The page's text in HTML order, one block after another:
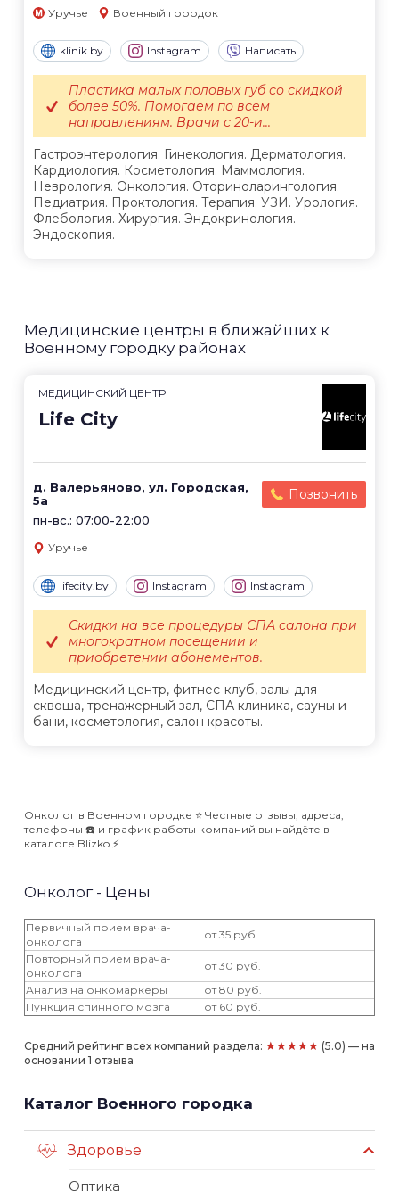
Уручье Военный городок
klinik.by Instagram Написать
Гастроэнтерология. Гинекология. Дерматология.
Кардиология. Косметология. Маммология.
Неврология. Онкология. Оториноларингология.
Педиатрия. Проктология. Терапия. УЗИ. Урология.
Флебология. Хирургия. Эндокринология.
Эндоскопия.
Пластика малых половых губ со скидкой
более 50%. Помогаем по всем
направлениям. Врачи с 20-и...
Медицинские центры в ближайших к
Военному городку районах
МЕДИЦИНСКИЙ ЦЕНТР
Life City
д. Валерьяново, ул. Городская,
5а
пн-вс.: 07:00-22:00
Позвонить
Уручье
lifecity.by Instagram Instagram
Медицинский центр, фитнес-клуб, залы для
сквоша, тренажерный зал, СПА клиника, сауны и
бани, косметология, салон красоты.
Скидки на все процедуры СПА салона при
многократном посещении и
приобретении абонементов.
Онколог в Военном городке ⭐️ Честные отзывы, адреса,
телефоны ☎️ и график работы компаний вы найдёте в
каталоге Blizko ⚡️
Онколог - Цены
Первичный прием врача-
онколога
от 35 руб.
Повторный прием врача-
онколога
от 30 руб.
Анализ на онкомаркеры
от 80 руб.
Пункция спинного мозга
от 60 руб.
Средний рейтинг всех компаний раздела: ★★★★★ (5.0) — на
основании 1 отзыва
Каталог Военного городка
Здоровье
Оптика